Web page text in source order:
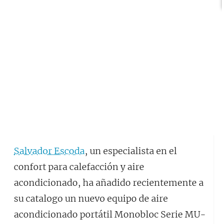
Salvador Escoda, un especialista en el
confort para calefacción y aire
acondicionado, ha añadido recientemente a
su catalogo un nuevo equipo de aire
acondicionado portátil Monobloc Serie MU-